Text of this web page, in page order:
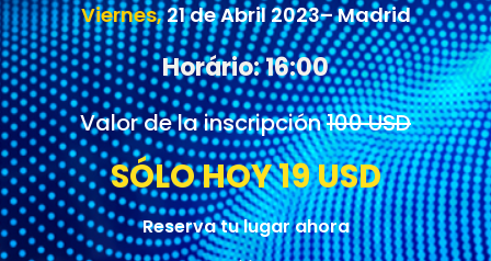
Viernes,21 de Abril 2023– Madrid
Horário: 16:00
Valor de la inscripción100 USD
SÓLO HOY 19 USD
Reserva tu lugar ahora